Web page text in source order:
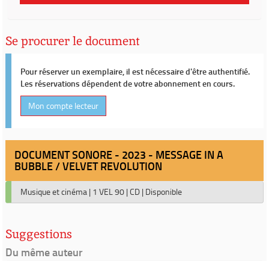
Se procurer le document
Pour réserver un exemplaire, il est nécessaire d'être authentifié.
Les réservations dépendent de votre abonnement en cours.
Mon compte lecteur
DOCUMENT SONORE - 2023 - MESSAGE IN A
BUBBLE / VELVET REVOLUTION
Musique et cinéma | 1 VEL 90 | CD | Disponible
Suggestions
Du même auteur